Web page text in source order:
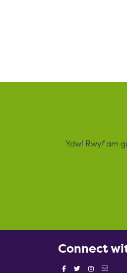
Ydw! Rwyf am
Connect